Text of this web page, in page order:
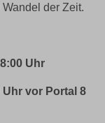
der Zeit.
Uhr
vor Portal 8